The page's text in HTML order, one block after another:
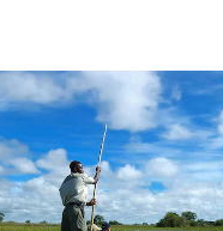
source de vie pour une
sortie en bateau
delta à l'hôtel.